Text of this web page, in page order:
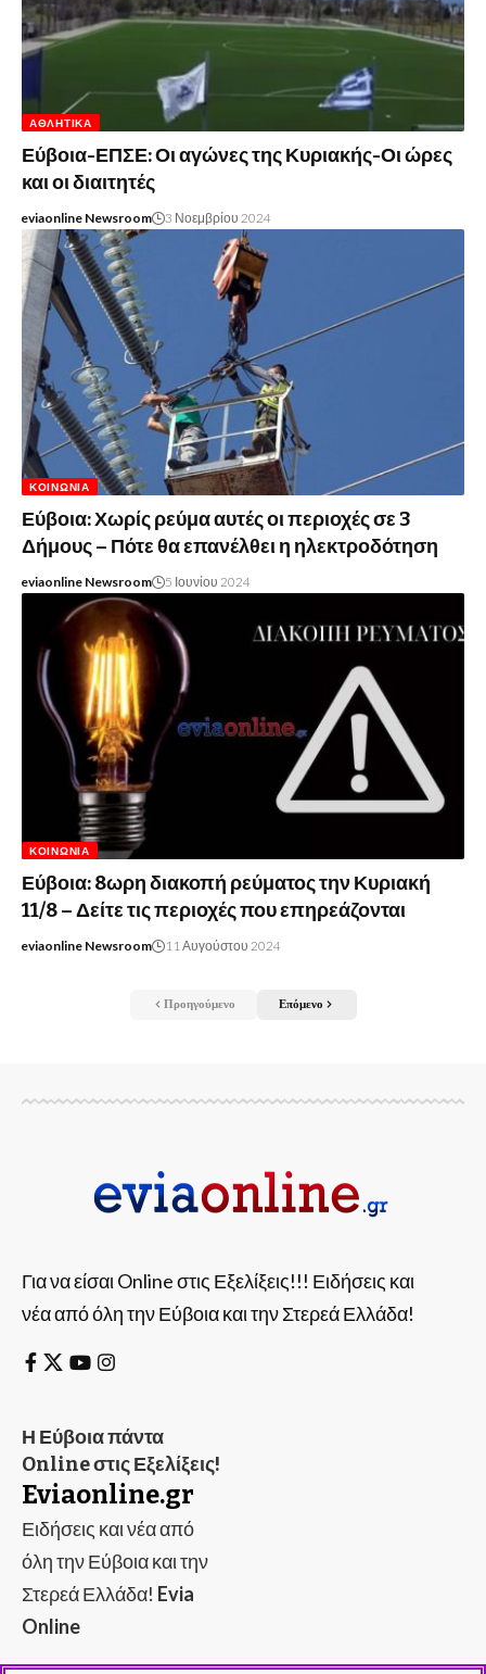
ΑΘΛΗΤΙΚΆ
Εύβοια-ΕΠΣΕ: Οι αγώνες της Κυριακής-Οι ώρες
και οι διαιτητές
eviaonline Newsroom 3 Νοεμβρίου 2024
ΚΟΙΝΩΝΊΑ
Εύβοια: Χωρίς ρεύμα αυτές οι περιοχές σε 3
Δήμους – Πότε θα επανέλθει η ηλεκτροδότηση
eviaonline Newsroom 5 Ιουνίου 2024
ΚΟΙΝΩΝΊΑ
Εύβοια: 8ωρη διακοπή ρεύματος την Κυριακή
11/8 – Δείτε τις περιοχές που επηρεάζονται
eviaonline Newsroom 11 Αυγούστου 2024
Προηγούμενο Επόμενο
Για να είσαι Online στις Εξελίξεις!!! Ειδήσεις και
νέα από όλη την Εύβοια και την Στερεά Ελλάδα!
Η Εύβοια πάντα
Online στις Εξελίξεις!
Eviaonline.gr
Ειδήσεις και νέα από
όλη την Εύβοια και την
Στερεά Ελλάδα! Evia
Online